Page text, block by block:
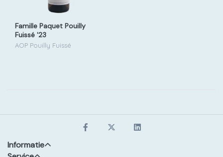
Famille Paquet Pouilly
Fuissé '23
AOP Pouilly Fuissé
Informatie